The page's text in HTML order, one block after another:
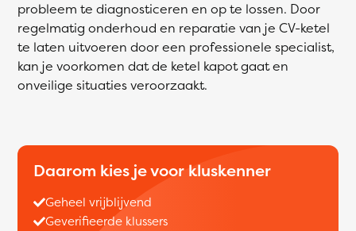
probleem te diagnosticeren en op te lossen. Door
regelmatig onderhoud en reparatie van je CV-ketel
te laten uitvoeren door een professionele specialist,
kan je voorkomen dat de ketel kapot gaat en
onveilige situaties veroorzaakt.
Daarom kies je voor kluskenner
Geheel vrijblijvend
Geverifieerde klussers